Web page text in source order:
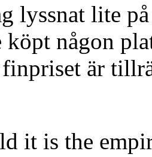
lyssnat lite
någon
är
it is the